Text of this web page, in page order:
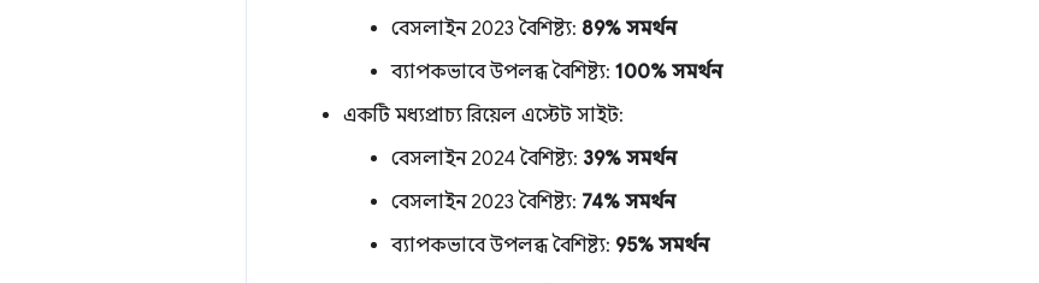
বেসলাইন 2023 বৈশিষ্ট্য: 89% সমর্থন
ব্যাপকভাবে উপলব্ধ বৈশিষ্ট্য: 100% সমর্থন
একটি মধ্যপ্রাচ্য রিয়েল এস্টেট সাইট:
বেসলাইন 2024 বৈশিষ্ট্য: 39% সমর্থন
বেসলাইন 2023 বৈশিষ্ট্য: 74% সমর্থন
ব্যাপকভাবে উপলব্ধ বৈশিষ্ট্য: 95% সমর্থন